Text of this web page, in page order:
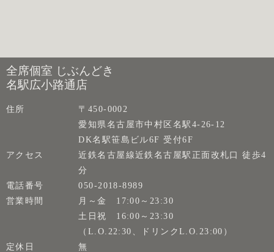
全席個室 じぶんどき
名駅広小路通店
住所
〒450-0002
愛知県名古屋市中村区名駅4-26-12
DK名駅笹島ビル6F 受付6F
アクセス
近鉄名古屋線近鉄名古屋駅正面改札口 徒歩4
分
電話番号
050-2018-8989
営業時間
月～金 17:00～23:30
土日祝 16:00～23:30
（L.O.22:30、ドリンクL.O.23:00）
定休日
無